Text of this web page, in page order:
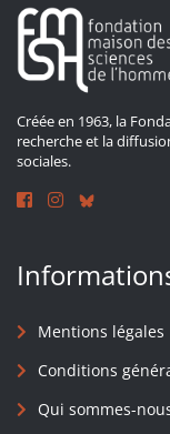
Créée en 1963, la
recherche et la
sociales.
Mentions légales
Conditions
Qui sommes-